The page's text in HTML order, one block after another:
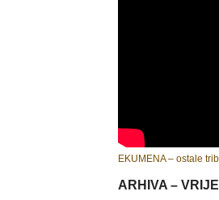
EKUMENA – ostale
ARHIVA –